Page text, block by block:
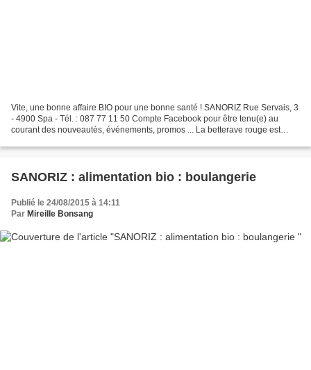
Vite, une bonne affaire BIO pour une bonne santé ! SANORIZ Rue Servais, 3
- 4900 Spa - Tél. : 087 77 11 50 Compte Facebook pour être tenu(e) au
courant des nouveautés, événements, promos ... La betterave rouge est
SANORIZ : alimentation bio : boulangerie
Publié le 24/08/2015 à 14:11
Par Mireille Bonsang